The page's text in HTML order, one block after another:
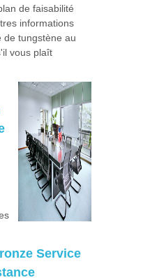
de faisabilité
informations
de tungstène au
vous plaît
Service